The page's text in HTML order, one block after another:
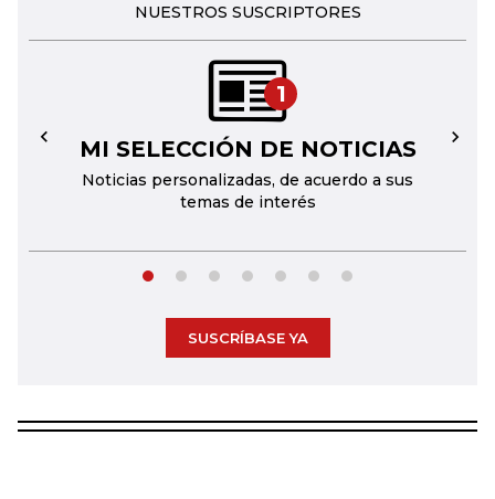
NUESTROS SUSCRIPTORES
1
MI SELECCIÓN DE NOTICIAS
Noticias personalizadas, de acuerdo a sus
temas de interés
← →
SUSCRÍBASE YA